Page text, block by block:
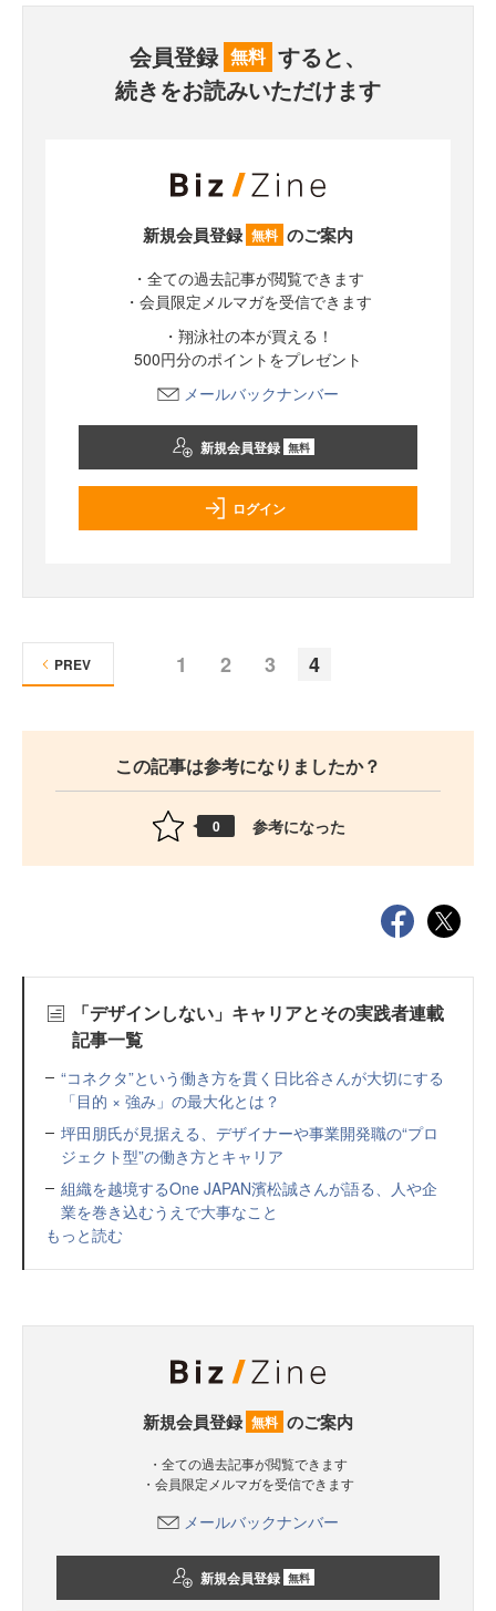
会員登録 無料 すると、
続きをお読みいただけます
新規会員登録 無料 のご案内
・全ての過去記事が閲覧できます
・会員限定メルマガを受信できます
・翔泳社の本が買える！
500円分のポイントをプレゼント
メールバックナンバー
新規会員登録 無料
ログイン
1 2 3 4
PREV
この記事は参考になりましたか？
0 参考になった
「デザインしない」キャリアとその実践者連載
記事一覧
“コネクタ”という働き方を貫く日比谷さんが大切にする
「目的 × 強み」の最大化とは？
坪田朋氏が見据える、デザイナーや事業開発職の“プロ
ジェクト型”の働き方とキャリア
組織を越境するOne JAPAN濱松誠さんが語る、人や企
業を巻き込むうえで大事なこと
もっと読む
新規会員登録 無料 のご案内
・全ての過去記事が閲覧できます
・会員限定メルマガを受信できます
メールバックナンバー
新規会員登録 無料